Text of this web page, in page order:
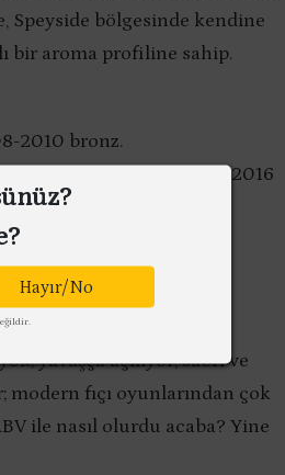
Speyside bölgesinde kendine
bir aroma profiline sahip.
2010 bronz.
çift altın, 2003-2008-2016
yavaşça açılıyor, sabrı ve
fıçı oyunlarından çok
ile nasıl olurdu acaba? Yine
Hayır/No